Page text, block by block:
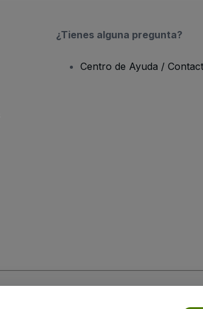
¿Tienes alguna pregunta?
Centro de Ayuda /